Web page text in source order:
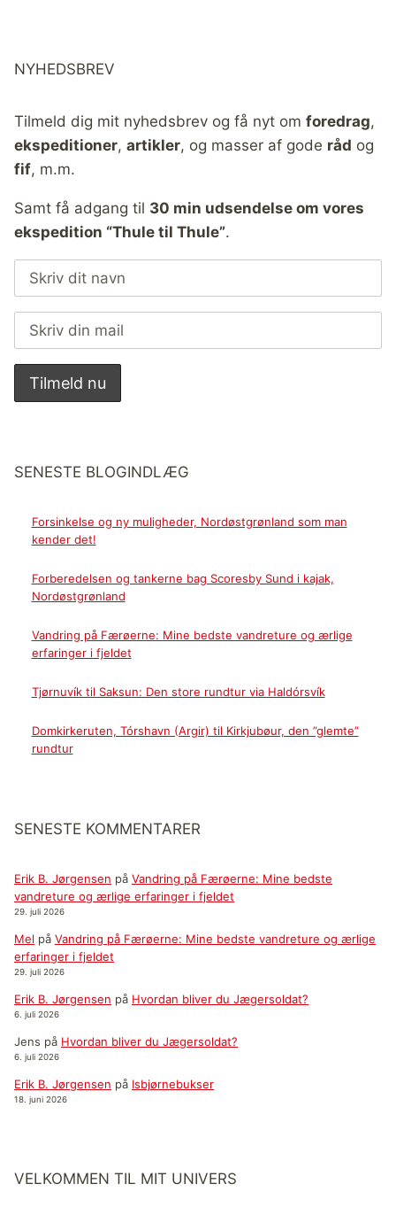
NYHEDSBREV
Tilmeld dig mit nyhedsbrev og få nyt om foredrag,
ekspeditioner, artikler, og masser af gode råd og
fif, m.m.
Samt få adgang til 30 min udsendelse om vores
ekspedition “Thule til Thule”.
SENESTE BLOGINDLÆG
Forsinkelse og ny muligheder, Nordøstgrønland som man
kender det!
Forberedelsen og tankerne bag Scoresby Sund i kajak,
Nordøstgrønland
Vandring på Færøerne: Mine bedste vandreture og ærlige
erfaringer i fjeldet
Tjørnuvík til Saksun: Den store rundtur via Haldórsvík
Domkirkeruten, Tórshavn (Argir) til Kirkjubøur, den ”glemte”
rundtur
SENESTE KOMMENTARER
Erik B. Jørgensen på Vandring på Færøerne: Mine bedste
vandreture og ærlige erfaringer i fjeldet
29. juli 2026
Mel på Vandring på Færøerne: Mine bedste vandreture og ærlige
erfaringer i fjeldet
29. juli 2026
Erik B. Jørgensen på Hvordan bliver du Jægersoldat?
6. juli 2026
Jens på Hvordan bliver du Jægersoldat?
6. juli 2026
Erik B. Jørgensen på Isbjørnebukser
18. juni 2026
VELKOMMEN TIL MIT UNIVERS